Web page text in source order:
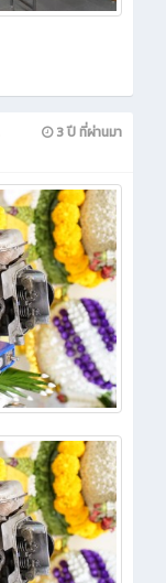
3 ปี ที่ผ่านมา